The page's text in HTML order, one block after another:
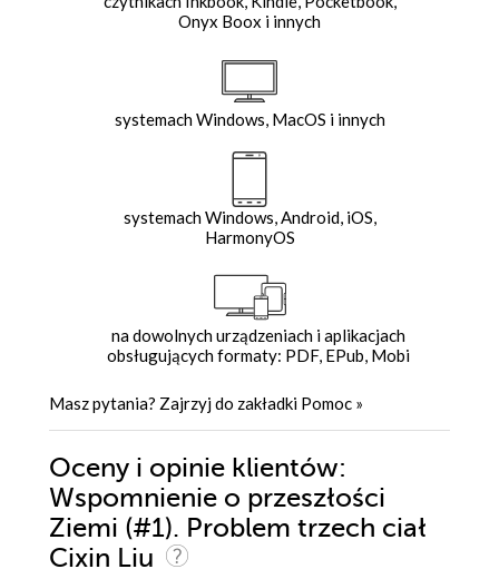
Onyx Boox i innych
systemach Windows, MacOS i innych
systemach Windows, Android, iOS,
HarmonyOS
na dowolnych urządzeniach i aplikacjach
obsługujących formaty: PDF, EPub, Mobi
Masz pytania? Zajrzyj do zakładki Pomoc »
Oceny i opinie klientów:
Wspomnienie o przeszłości
Ziemi (#1). Problem trzech ciał
Cixin Liu